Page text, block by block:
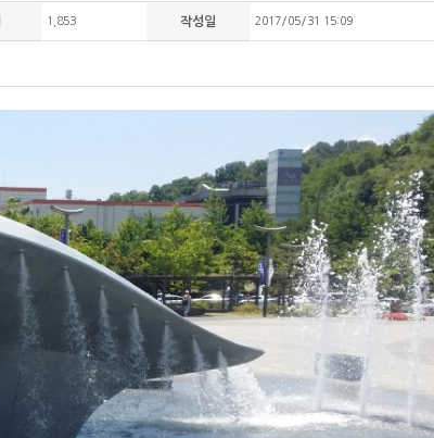
1,853 작성일 2017/05/31 15:09